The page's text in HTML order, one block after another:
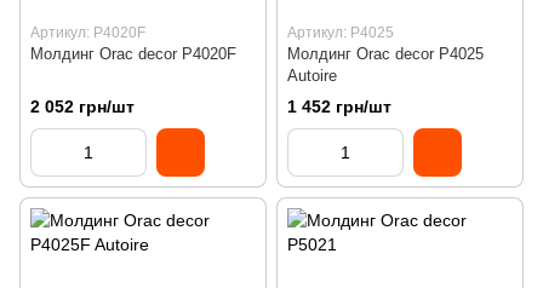
Артикул: P4020F
Молдинг Orac decor P4020F
2 052 грн/шт
Артикул: P4025
Молдинг Orac decor P4025
Autoire
1 452 грн/шт